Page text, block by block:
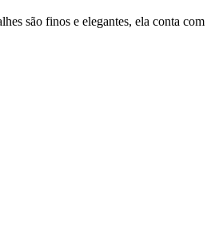
são finos e elegantes, ela